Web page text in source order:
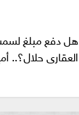
هل دفع مبلغ
العقارى حلال؟..